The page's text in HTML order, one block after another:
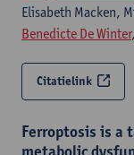
Elisabeth Macken,
Benedicte De Winter,
Citatielink
Ferroptosis is a